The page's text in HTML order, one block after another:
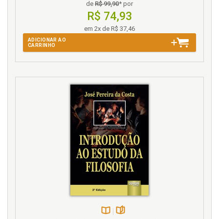
Moralidade. Espontaneidade e evolução da
Moralidade. O culto religioso da moralidade, p. 154
N
conformismo, p. 111
Não-conformismo e obediência, p. 91
Naturalismo. Ética naturalista, p. 96
Necessidade de caráter firme, p. 89
O ambiente puritano, p. 48
O culto religioso da moralidade, p. 154
O dogmatismo teológico exclui a perfectibilidade, p.
O otimismo e a perfectibilidade, p. 99
de R$ 99,90* por
R$ 74,93
em 2x de R$ 37,46
ADICIONAR AO
CARRINHO